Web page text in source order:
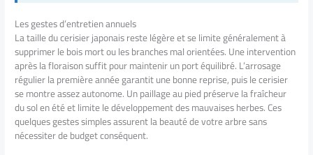
Les gestes d’entretien annuels
La taille du cerisier japonais reste légère et se limite généralement à
supprimer le bois mort ou les branches mal orientées. Une intervention
après la floraison suffit pour maintenir un port équilibré. L’arrosage
régulier la première année garantit une bonne reprise, puis le cerisier
se montre assez autonome. Un paillage au pied préserve la fraîcheur
du sol en été et limite le développement des mauvaises herbes. Ces
quelques gestes simples assurent la beauté de votre arbre sans
nécessiter de budget conséquent.